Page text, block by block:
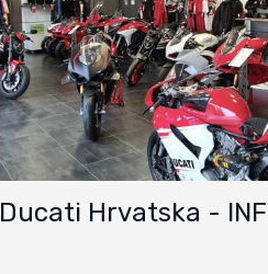
Ducati Hrvatska -